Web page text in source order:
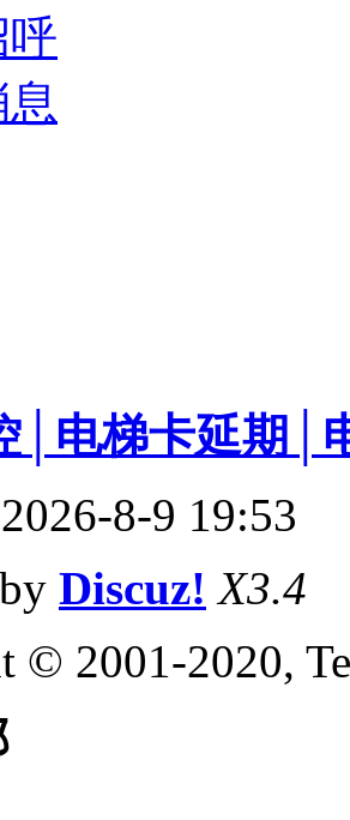
│电梯卡延期│
8-9 19:53
Discuz! X3.4
© 2001-2020,